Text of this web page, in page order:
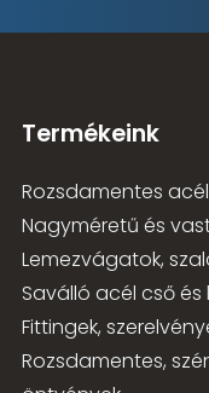
Termékeink
Rozsdamentes
Nagyméretű és
Lemezvágatok,
Saválló acél cső
Fittingek,
Rozsdamentes,